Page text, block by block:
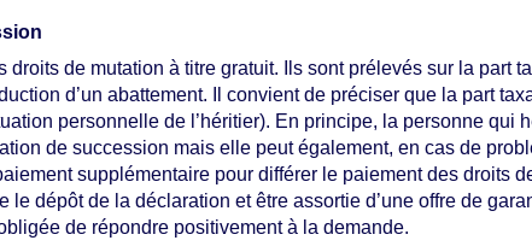
droits de mutation à titre gratuit. Ils sont prélevés sur la part
d’un abattement. Il convient de préciser que la part
personnelle de l’héritier). En principe, la personne qui
de succession mais elle peut également, en cas de
supplémentaire pour différer le paiement des droits
le dépôt de la déclaration et être assortie d’une offre de
de répondre positivement à la demande.